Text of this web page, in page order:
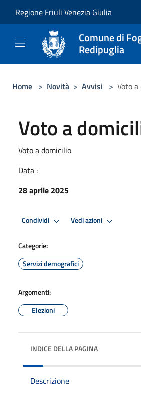
Regione Friuli Venezia Giulia
Comune di
Redipuglia
Home > Novità > Avvisi > Voto
Voto a
Voto a domicilio
Data :
28 aprile 2025
Condividi Vedi azioni
Categorie:
Servizi demografici
Argomenti:
Elezioni
INDICE DELLA PAGINA
Descrizione